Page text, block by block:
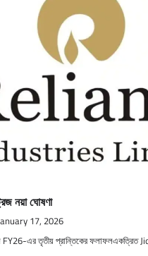
নয়া ঘোষণা
17, 2026
FY26-এর তৃতীয় প্রান্তিকের